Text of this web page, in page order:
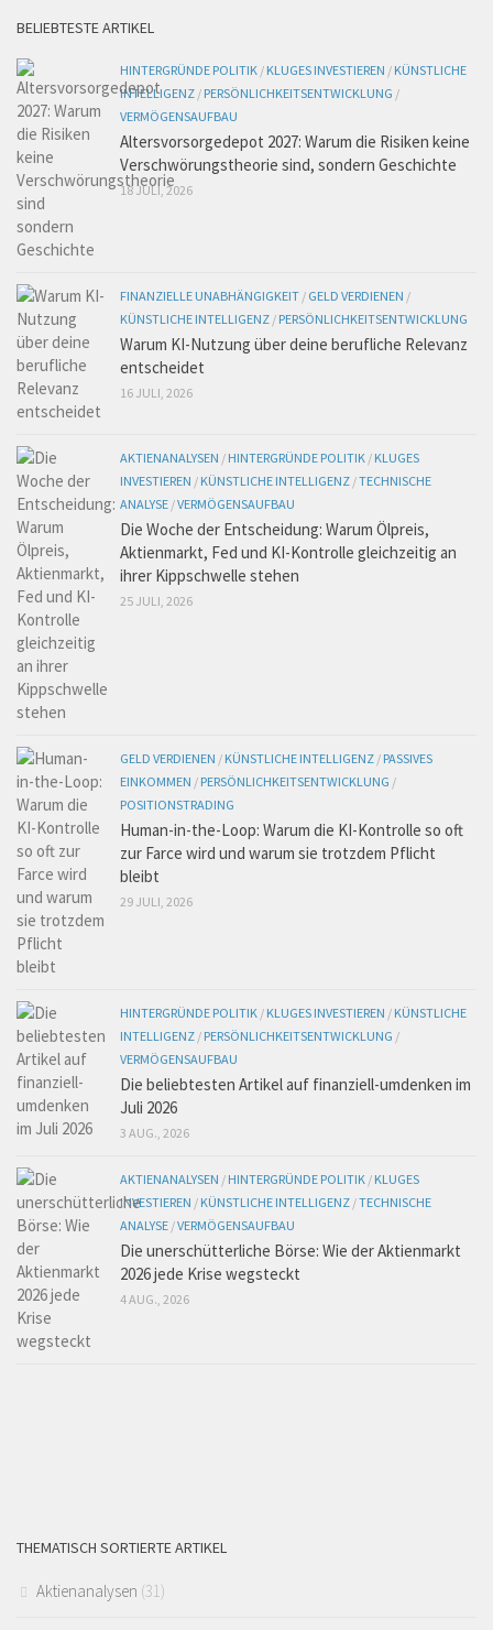
BELIEBTESTE ARTIKEL
HINTERGRÜNDE POLITIK / KLUGES INVESTIEREN / KÜNSTLICHE
INTELLIGENZ / PERSÖNLICHKEITSENTWICKLUNG /
VERMÖGENSAUFBAU
Altersvorsorgedepot 2027: Warum die Risiken keine
Verschwörungstheorie sind, sondern Geschichte
18 JULI, 2026
FINANZIELLE UNABHÄNGIGKEIT / GELD VERDIENEN /
KÜNSTLICHE INTELLIGENZ / PERSÖNLICHKEITSENTWICKLUNG
Warum KI-Nutzung über deine berufliche Relevanz
entscheidet
16 JULI, 2026
AKTIENANALYSEN / HINTERGRÜNDE POLITIK / KLUGES
INVESTIEREN / KÜNSTLICHE INTELLIGENZ /TECHNISCHE
ANALYSE /VERMÖGENSAUFBAU
Die Woche der Entscheidung: Warum Ölpreis,
Aktienmarkt, Fed und KI-Kontrolle gleichzeitig an
ihrer Kippschwelle stehen
25 JULI, 2026
GELD VERDIENEN / KÜNSTLICHE INTELLIGENZ / PASSIVES
EINKOMMEN / PERSÖNLICHKEITSENTWICKLUNG /
POSITIONSTRADING
Human-in-the-Loop: Warum die KI-Kontrolle so oft
zur Farce wird und warum sie trotzdem Pflicht
bleibt
29 JULI, 2026
HINTERGRÜNDE POLITIK / KLUGES INVESTIEREN / KÜNSTLICHE
INTELLIGENZ / PERSÖNLICHKEITSENTWICKLUNG /
VERMÖGENSAUFBAU
Die beliebtesten Artikel auf finanziell-umdenken im
Juli 2026
3 AUG., 2026
AKTIENANALYSEN / HINTERGRÜNDE POLITIK / KLUGES
INVESTIEREN / KÜNSTLICHE INTELLIGENZ /TECHNISCHE
ANALYSE /VERMÖGENSAUFBAU
Die unerschütterliche Börse: Wie der Aktienmarkt
2026 jede Krise wegsteckt
4 AUG., 2026
THEMATISCH SORTIERTE ARTIKEL
Aktienanalysen (31)